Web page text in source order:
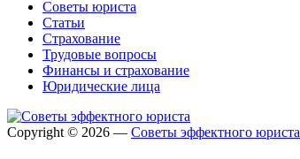
Советы юриста
Статьи
Страхование
Трудовые вопросы
Финансы и страхование
Юридические лица
Copyright © 2026 — Советы эффектного юриста